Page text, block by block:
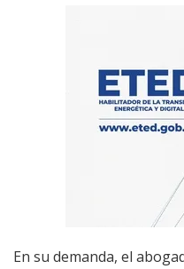
En su demanda, el